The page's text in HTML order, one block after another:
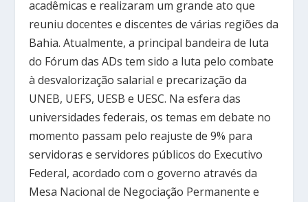
acadêmicas e realizaram um grande ato que
reuniu docentes e discentes de várias regiões da
Bahia. Atualmente, a principal bandeira de luta
do Fórum das ADs tem sido a luta pelo combate
à desvalorização salarial e precarização da
UNEB, UEFS, UESB e UESC. Na esfera das
universidades federais, os temas em debate no
momento passam pelo reajuste de 9% para
servidoras e servidores públicos do Executivo
Federal, acordado com o governo através da
Mesa Nacional de Negociação Permanente e